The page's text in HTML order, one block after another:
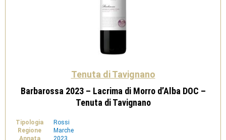
Tenuta di Tavignano
Barbarossa 2023 – Lacrima di Morro d’Alba DOC –
Tenuta di Tavignano
Tipologia
Rossi
Regione
Marche
Annata
2023